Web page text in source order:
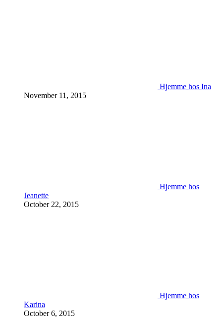
Hjemme hos Ina
November 11, 2015
Hjemme hos
Jeanette
October 22, 2015
Hjemme hos
Karina
October 6, 2015